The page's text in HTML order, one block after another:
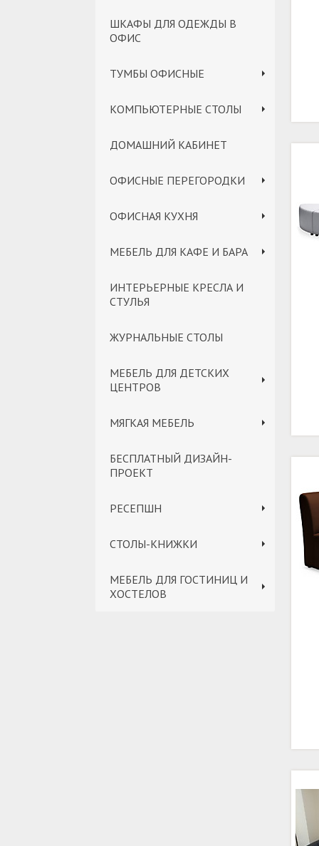
ШКАФЫ ДЛЯ ОДЕЖДЫ В
ОФИС
ТУМБЫ ОФИСНЫЕ
КОМПЬЮТЕРНЫЕ СТОЛЫ
ДОМАШНИЙ КАБИНЕТ
ОФИСНЫЕ ПЕРЕГОРОДКИ
ОФИСНАЯ КУХНЯ
МЕБЕЛЬ ДЛЯ КАФЕ И БАРА
ИНТЕРЬЕРНЫЕ КРЕСЛА И
СТУЛЬЯ
ЖУРНАЛЬНЫЕ СТОЛЫ
МЕБЕЛЬ ДЛЯ ДЕТСКИХ
ЦЕНТРОВ
МЯГКАЯ МЕБЕЛЬ
БЕСПЛАТНЫЙ ДИЗАЙН-
ПРОЕКТ
РЕСЕПШН
СТОЛЫ-КНИЖКИ
МЕБЕЛЬ ДЛЯ ГОСТИНИЦ И
ХОСТЕЛОВ